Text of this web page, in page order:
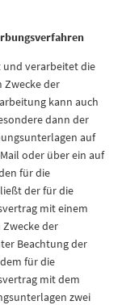
und verarbeitet die
Zwecke der
kann auch
dann der
auf
oder über ein auf
für die
der für die
mit einem
der
Beachtung der
für die
mit dem
zwei